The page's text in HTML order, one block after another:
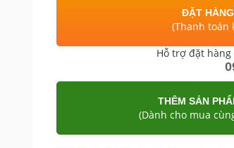
ĐẶT
(Thanh toán
Hỗ trợ đặt hàng
THÊM SẢN
(Dành cho mua